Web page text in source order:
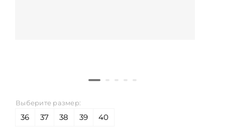
Выберите размер:
36 37 38 39 40